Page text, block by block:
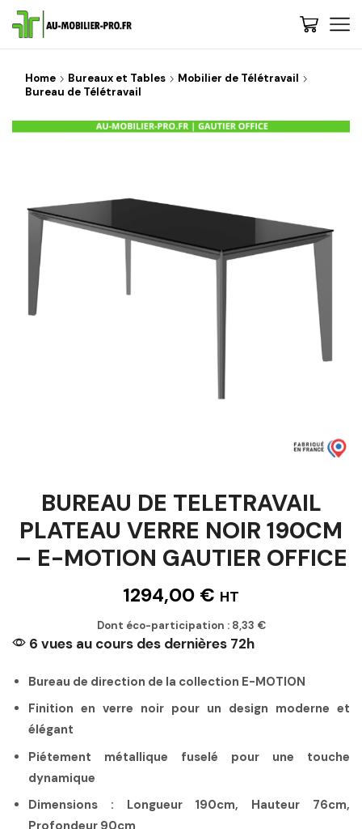
Home Bureaux et Tables
Mobilier de Télétravail
Bureau de Télétravail
BUREAU DE TELETRAVAIL
PLATEAU VERRE NOIR 190CM
– E-MOTION GAUTIER OFFICE
1294,00 € HT
Dont éco-participation : 8,33 €
6 vues au cours des dernières 72h
Bureau de direction de la collection E-MOTION
Finition en verre noir pour un design moderne et
élégant
Piétement métallique fuselé pour une touche
dynamique
Dimensions : Longueur 190cm, Hauteur 76cm,
Profondeur 90cm